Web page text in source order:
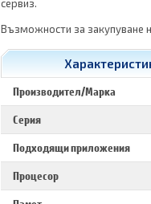
сервиз.
Възможности за закупуване
Производител/Марка
Серия
Подходящи приложения
Процесор